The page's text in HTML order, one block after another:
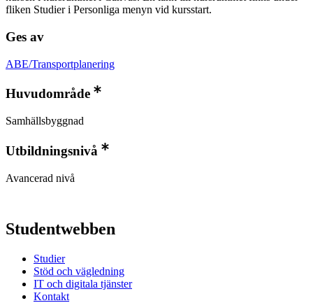
fliken Studier i Personliga menyn vid kursstart.
Ges av
ABE/Transportplanering
Huvudområde
Samhällsbyggnad
Utbildningsnivå
Avancerad nivå
Studentwebben
Studier
Stöd och vägledning
IT och digitala tjänster
Kontakt